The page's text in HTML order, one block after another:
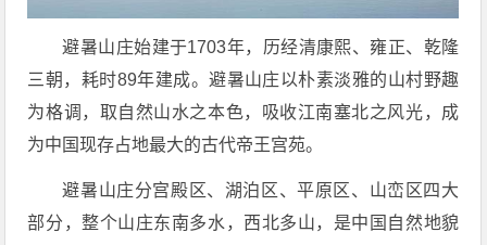
避暑山庄始建于1703年，历经清康熙、雍正、乾隆
三朝，耗时89年建成。避暑山庄以朴素淡雅的山村野趣
为格调，取自然山水之本色，吸收江南塞北之风光，成
为中国现存占地最大的古代帝王宫苑。
避暑山庄分宫殿区、湖泊区、平原区、山峦区四大
部分，整个山庄东南多水，西北多山，是中国自然地貌